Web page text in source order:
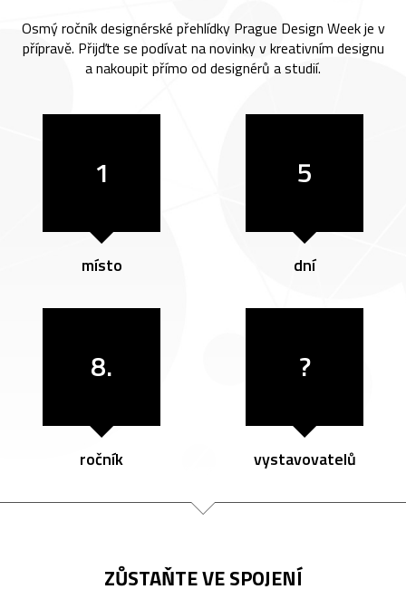
Osmý ročník designérské přehlídky Prague Design Week je v
přípravě. Přijďte se podívat na novinky v kreativním designu
a nakoupit přímo od designérů a studií.
1
místo
5
dní
8.
ročník
?
vystavovatelů
ZŮSTAŇTE VE SPOJENÍ